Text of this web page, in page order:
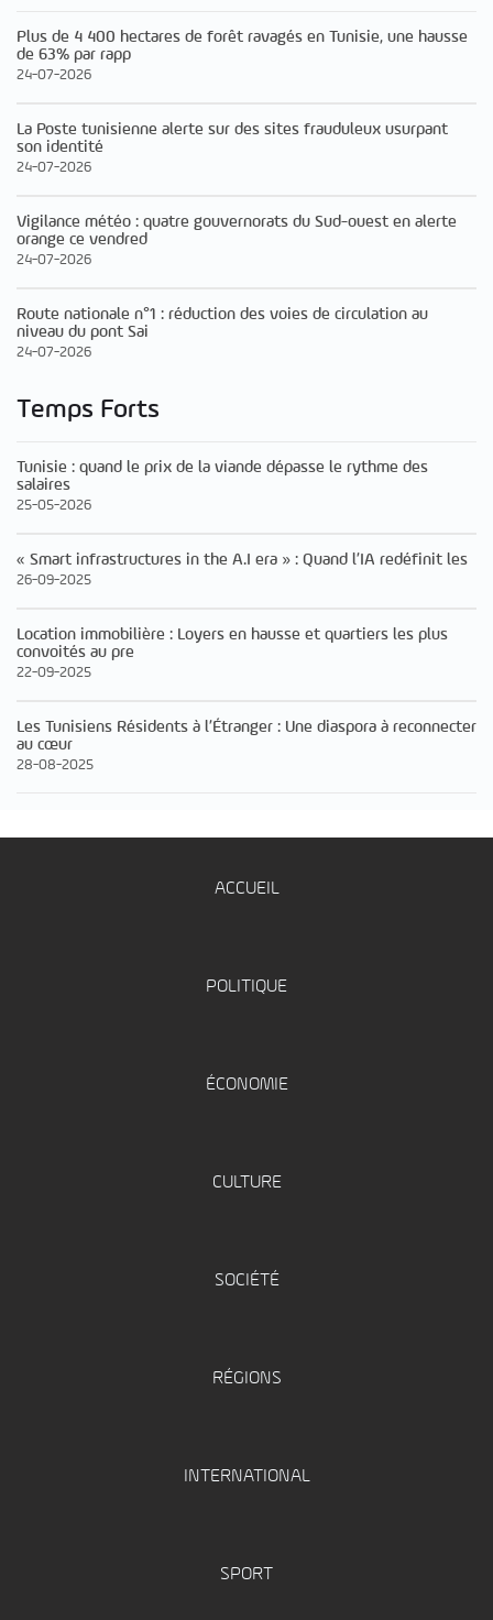
Plus de 4 400 hectares de forêt ravagés en Tunisie, une hausse
de 63% par rapp
24-07-2026
La Poste tunisienne alerte sur des sites frauduleux usurpant
son identité
24-07-2026
Vigilance météo : quatre gouvernorats du Sud-ouest en alerte
orange ce vendred
24-07-2026
Route nationale n°1 : réduction des voies de circulation au
niveau du pont Sai
24-07-2026
Temps Forts
Tunisie : quand le prix de la viande dépasse le rythme des
salaires
25-05-2026
« Smart infrastructures in the A.I era » : Quand l’IA redéfinit les
26-09-2025
Location immobilière : Loyers en hausse et quartiers les plus
convoités au pre
22-09-2025
Les Tunisiens Résidents à l’Étranger : Une diaspora à reconnecter
au cœur
28-08-2025
ACCUEIL
POLITIQUE
ÉCONOMIE
CULTURE
SOCIÉTÉ
RÉGIONS
INTERNATIONAL
SPORT